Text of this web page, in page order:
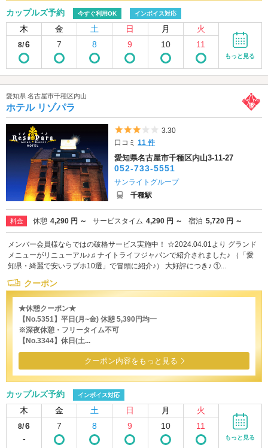
カップルズ予約 今すぐ利用OK インボイス対応
木 金 土 日 月 火
8/6 7 8 9 10 11
もっと見る
愛知県 名古屋市千種区内山
ホテル リゾパラ
5つ星のうち3
3.30
口コミ11 件
愛知県名古屋市千種区内山3-11-27
052-733-5551
サンライトグループ
千種駅
料金 休憩 4,290 円 ～ サービスタイム 4,290 円 ～ 宿泊 5,720 円 ～
メンバー会員様ならではの破格サービス実施中！ ☆2024.04.01より グランド
メニューがリニューアル♪♫ ナイトライフジャパンで紹介されました♪ （「愛
知県・綺麗で安いラブホ10選」で冒頭に紹介♪） 大好評につき♪ ①...
クーポン
★休憩クーポン★
【No.5351】平日(月~金) 休憩 5,390円均一
※深夜休憩・フリータイム不可
【No.3344】休日(土...
クーポン内容をもっと見る
カップルズ予約 インボイス対応
木 金 土 日 月 火
8/6
-
7 8 9 10 11
もっと見る